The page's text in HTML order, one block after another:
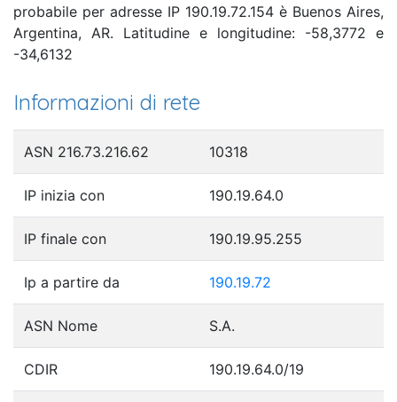
probabile per adresse IP 190.19.72.154 è Buenos Aires,
Argentina, AR. Latitudine e longitudine: -58,3772 e
-34,6132
Informazioni di rete
ASN 216.73.216.62 10318
IP inizia con 190.19.64.0
IP finale con 190.19.95.255
Ip a partire da 190.19.72
ASN Nome S.A.
CDIR 190.19.64.0/19